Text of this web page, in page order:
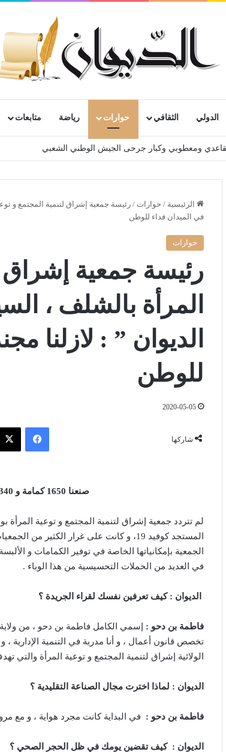
الدولي الثقافي حوارات رياضة متابعات
الرئيسية / حوارات / رئيسة جمعية إشراق لتنمية المجتمع و
في الميدان فداء للوطن
حوارات
رئيسة جمعية إشراق
المرأة بالشلف ،
الديوان ” : لازلنا
للوطن
2020-05-05
شاركها
فيسبوك
صنعنا 1650 كمامة و 340 لباس واقي بإمكانياتنا الخاصة
لم تتردد جمعية إشراق لتنمية المجتمع و توعية المرأة
المستجد كوفيد 19، و كانت على غرار
الجمعية بإمكانياتها الخاصة في توفير الكمامات و
في العديد من الحملات التحسيسية من هذا الوباء .
الديوان : كيف تعرفين نفسك لقراء الجريدة ؟
فاطمة بن دحو : إسمي الكامل فاطمة بن دحو ، من
تخصص قانون أعمال ، و أنا مدربة في التنمية الإدارية ،
الولائية إشراق لتنمية المجتمع و توعية المرأة والتي
الديوان : لماذا اخترت مجال الصناعة التقليدية ؟
فاطمة بن دحو : في البداية كانت مجرد هواية ، و مع
الديوان : كيف تقضين يومك في ظل الحجر الصحي ؟